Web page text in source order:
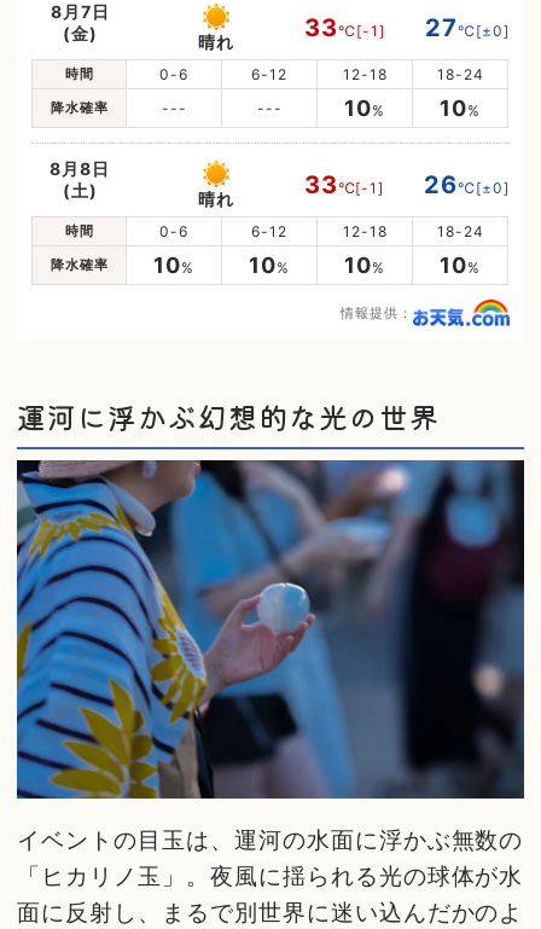
8月7日
(金)
晴れ 33℃[-1] 27℃[±0]
時間 0-6 6-12 12-18 18-24
降水確率 --- --- 10% 10%
8月8日
(土)
晴れ 33℃[-1] 26℃[±0]
時間 0-6 6-12 12-18 18-24
降水確率 10% 10% 10% 10%
情報提供：
運河に浮かぶ幻想的な光の世界
イベントの目玉は、運河の水面に浮かぶ無数の
「ヒカリノ玉」。夜風に揺られる光の球体が水
面に反射し、まるで別世界に迷い込んだかのよ